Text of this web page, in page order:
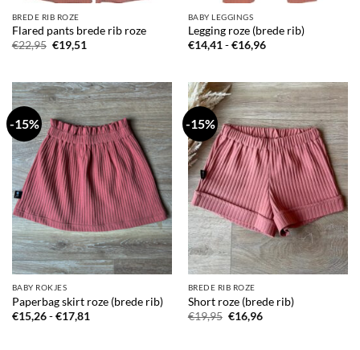
BREDE RIB ROZE
Flared pants brede rib roze
€22,95 Oorspronkelijke
prijs
€19,51Huidige
BABY LEGGINGS
Legging roze (brede rib)
€14,41 - €16,96Prijsklasse:
-15%
BABY ROKJES
Paperbag skirt roze (brede rib)
€15,26 - €17,81
-15%
BREDE RIB ROZE
Short roze (brede rib)
€19,95 Oorspronkelijke
prijs
€16,96Huidige